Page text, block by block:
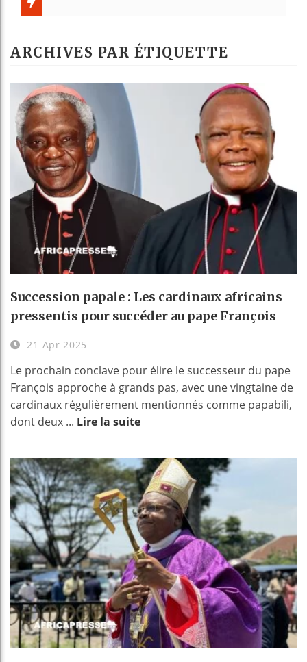
ARCHIVES PAR ÉTIQUETTE
Succession papale : Les cardinaux africains
pressentis pour succéder au pape François
21 Apr 2025
Le prochain conclave pour élire le successeur du pape
François approche à grands pas, avec une vingtaine de
cardinaux régulièrement mentionnés comme papabili,
dont deux ... Lire la suite